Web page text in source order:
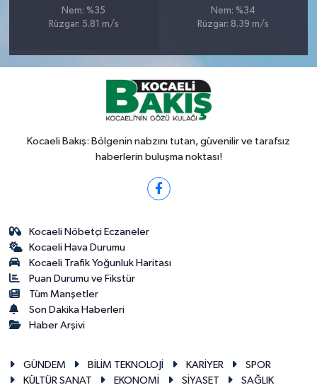
Nem: %35
Rüzgar: 5.81 m/s
Nem: %34
Rüzgar: 8.39 m/s
Kocaeli Bakış: Bölgenin nabzını tutan, güvenilir ve tarafsız
haberlerin buluşma noktası!
Kocaeli Nöbetçi Eczaneler
Kocaeli Hava Durumu
Kocaeli Trafik Yoğunluk Haritası
Puan Durumu ve Fikstür
Tüm Manşetler
Son Dakika Haberleri
Haber Arşivi
GÜNDEM BİLİM TEKNOLOJİ KARİYER
SPOR
KÜLTÜR SANAT
EKONOMİ SİYASET SAĞLIK